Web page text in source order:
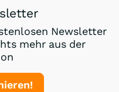
Newsletter
mehr aus der